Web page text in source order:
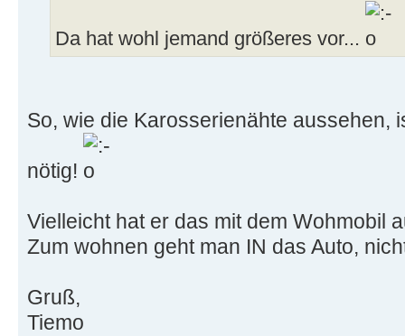
Da hat wohl jemand größeres vor...
So, wie die Karosserienähte aussehen,
nötig!
Vielleicht hat er das mit dem Wohmobil
Zum wohnen geht man IN das Auto,
Gruß,
Tiemo